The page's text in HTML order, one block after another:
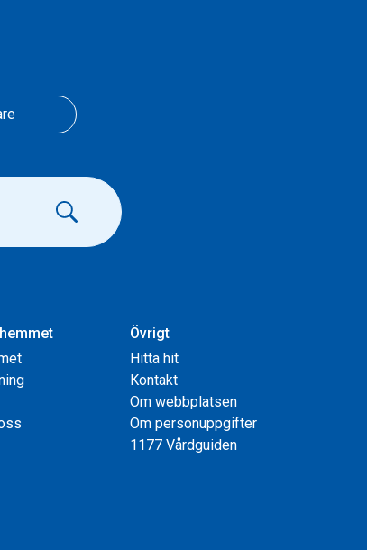
Övrigt
Hitta hit
Kontakt
Om webbplatsen
Om personuppgifter
1177 Vårdguiden